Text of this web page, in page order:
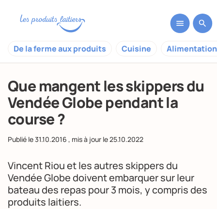
De la ferme aux produits Cuisine
Que mangent les skippers du
Vendée Globe pendant la
course ?
Publié le31.10.2016 , mis à jour le25.10.2022
Vincent Riou et les autres skippers du
Vendée Globe doivent embarquer sur leur
bateau des repas pour 3 mois, y compris des
produits laitiers.